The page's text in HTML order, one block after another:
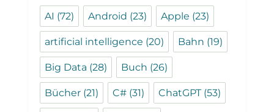
AI (72) Android (23) Apple (23)
artificial intelligence (20) Bahn (19)
Big Data (28) Buch (26)
Bücher (21) C# (31) ChatGPT(53)